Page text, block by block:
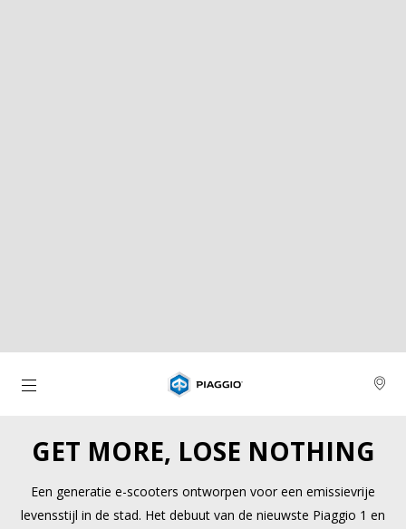
GET MORE, LOSE NOTHING
Een generatie e-scooters ontworpen voor een emissievrije
levensstijl in de stad. Het debuut van de nieuwste Piaggio 1 en